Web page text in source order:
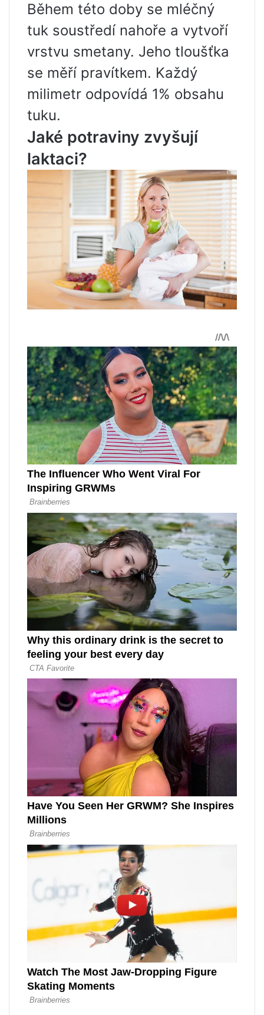
Během této doby se mléčný
tuk soustředí nahoře a vytvoří
vrstvu smetany. Jeho tloušťka
se měří pravítkem. Každý
milimetr odpovídá 1% obsahu
tuku.
Jaké potraviny zvyšují
laktaci?